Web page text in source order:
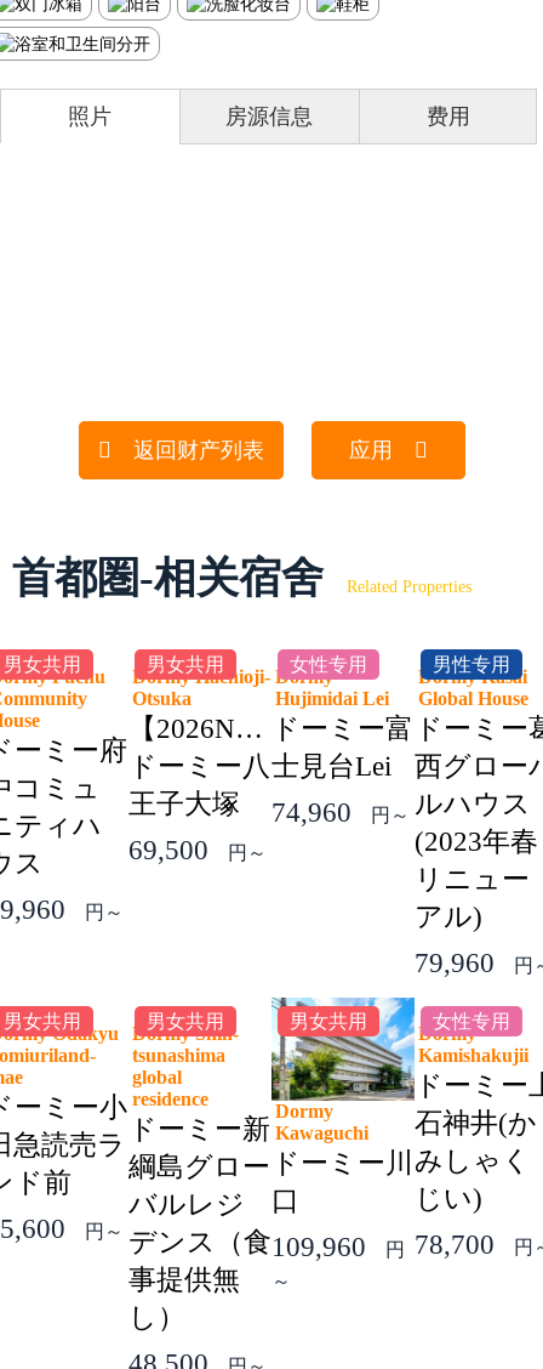
照片 房源信息 费用
返回财产列表 应用
首都圏-相关宿舍 Related Properties
男女共用
Fuchu
ーミー府
コミュ
ティハ
ス
円～
男女共用
Dormy Hachioji-
Otsuka
【2026NEW】
ドーミー八
王子大塚
69,500
円～
女性专用
Dormy
Hujimidai Lei
ドーミー富
士見台Lei
74,960
円～
男性专用
Dormy Kasai
Global
ドーミー
西グロー
ルハウス
(2023年春
リニュー
アル)
79,960
円
男女共用
Odakyu
ーミー小
急読売ラ
ド前
円～
男女共用
Dormy Shin-
tsunashima
global
residence
ドーミー新
綱島グロー
バルレジ
デンス（食
事提供無
し）
男女共用
Dormy
Kawaguchi
ドーミー川
口
109,960
円
～
女性专用
Dormy
ドーミー
石神井(か
みしゃく
じい)
78,700
円